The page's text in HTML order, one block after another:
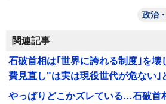
政治
関連記事
石破首相は｢世界に誇れる制度｣を
費見直し"は実は現役世代が危ない｣
やっぱりどこかズレている…石破首